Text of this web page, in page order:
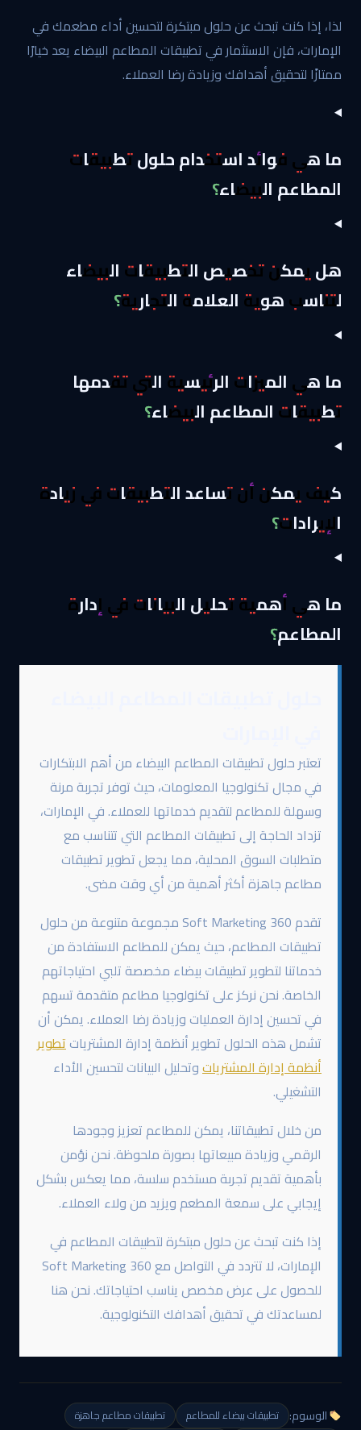
لذا، إذا كنت تبحث عن حلول مبتكرة لتحسين أداء مطعمك في
الإمارات، فإن الاستثمار في تطبيقات المطاعم البيضاء يعد خيارًا
ممتازًا لتحقيق أهدافك وزيادة رضا العملاء.
ما هي فوائد استخدام حلول تطبيقات
المطاعم البيضاء؟
هل يمكن تخصيص التطبيقات البيضاء
لتناسب هوية العلامة التجارية؟
ما هي الميزات الرئيسية التي تقدمها
تطبيقات المطاعم البيضاء؟
كيف يمكن أن تساعد التطبيقات في زيادة
الإيرادات؟
ما هي أهمية تحليل البيانات في إدارة
المطاعم؟
تعتبر حلول تطبيقات المطاعم البيضاء من أهم الابتكارات
في مجال تكنولوجيا المعلومات، حيث توفر تجربة مرنة
وسهلة للمطاعم لتقديم خدماتها للعملاء. في الإمارات،
تزداد الحاجة إلى تطبيقات المطاعم التي تتناسب مع
متطلبات السوق المحلية، مما يجعل تطوير تطبيقات
مطاعم جاهزة أكثر أهمية من أي وقت مضى.
تقدم 360 Soft Marketing مجموعة متنوعة من حلول
تطبيقات المطاعم، حيث يمكن للمطاعم الاستفادة من
خدماتنا لتطوير تطبيقات بيضاء مخصصة تلبي احتياجاتهم
الخاصة. نحن نركز على تكنولوجيا مطاعم متقدمة تسهم
في تحسين إدارة العمليات وزيادة رضا العملاء. يمكن أن
تشمل هذه الحلول تطوير أنظمة إدارة المشترياتتطوير
أنظمة إدارة المشترياتوتحليل البيانات لتحسين الأداء
التشغيلي.
من خلال تطبيقاتنا، يمكن للمطاعم تعزيز وجودها
الرقمي وزيادة مبيعاتها بصورة ملحوظة. نحن نؤمن
بأهمية تقديم تجربة مستخدم سلسة، مما يعكس بشكل
إيجابي على سمعة المطعم ويزيد من ولاء العملاء.
إذا كنت تبحث عن حلول مبتكرة لتطبيقات المطاعم في
الإمارات، لا تتردد في التواصل مع 360 Soft Marketing
للحصول على عرض مخصص يناسب احتياجاتك. نحن هنا
لمساعدتك في تحقيق أهدافك التكنولوجية.
الوسوم: تطبيقات بيضاء للمطاعم تطبيقات مطاعم جاهزة